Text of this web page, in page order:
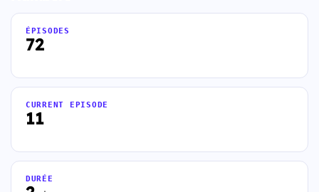
72
ÉPISODES
11
CURRENT EPISODE
DURÉE